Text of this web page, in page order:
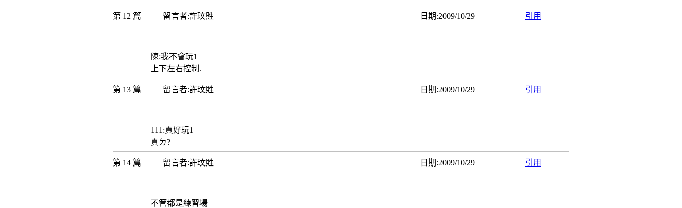
第 12 篇 留言者:許玟貹 日期:2009/10/29 引用
陳:我不會玩1
上下左右控制.
第 13 篇 留言者:許玟貹 日期:2009/10/29 引用
111:真好玩1
真ㄉ?
第 14 篇 留言者:許玟貹 日期:2009/10/29 引用
不管都是練習場